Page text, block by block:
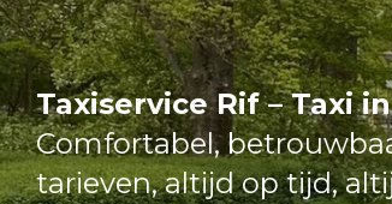
Taxiservice Rif – Taxi
Comfortabel,
tarieven, altijd op tijd,